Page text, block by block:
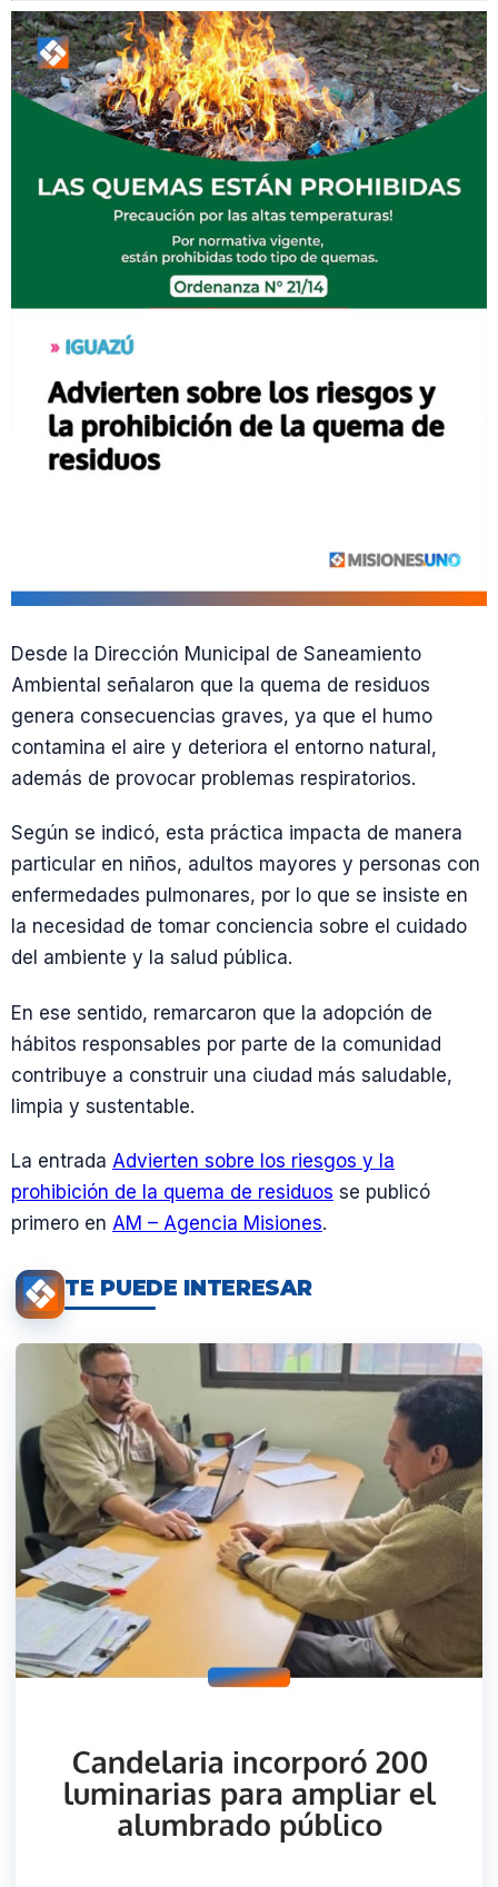
Desde la Dirección Municipal de Saneamiento
Ambiental señalaron que la quema de residuos
genera consecuencias graves, ya que el humo
contamina el aire y deteriora el entorno natural,
además de provocar problemas respiratorios.
Según se indicó, esta práctica impacta de manera
particular en niños, adultos mayores y personas con
enfermedades pulmonares, por lo que se insiste en
la necesidad de tomar conciencia sobre el cuidado
del ambiente y la salud pública.
En ese sentido, remarcaron que la adopción de
hábitos responsables por parte de la comunidad
contribuye a construir una ciudad más saludable,
limpia y sustentable.
La entrada Advierten sobre los riesgos y la
prohibición de la quema de residuos se publicó
primero en AM – Agencia Misiones.
TE PUEDE INTERESAR